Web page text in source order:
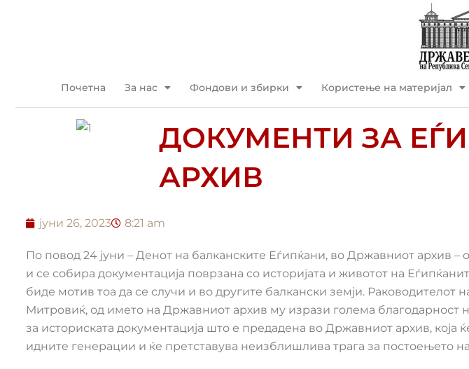
Почетна За нас Фондови и збирки Користење на материјал
ДОКУМЕНТИ ЗА
АРХИВ
јуни 26, 2023 8:21 am
По повод 24 јуни – Денот на балканските Еѓипќани, во Државниот архив
и се собира документација поврзана со историјата и животот на
биде мотив тоа да се случи и во другите балкански земји. Раководителот
Митровиќ, од името на Државниот архив му изрази голема благодарност
за историската документација што е предадена во Државниот архив, која
идните генерации и ќе претставува неизблишлива трага за постоењето